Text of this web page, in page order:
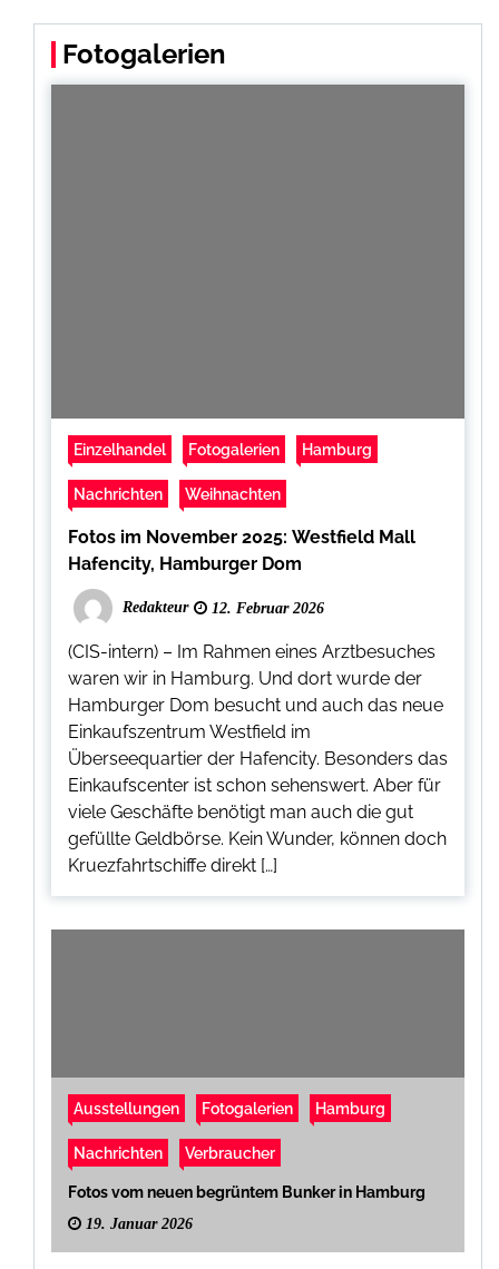
Fotogalerien
Einzelhandel Fotogalerien Hamburg
Nachrichten Weihnachten
Fotos im November 2025: Westfield Mall
Hafencity, Hamburger Dom
Redakteur 12. Februar 2026
(CIS-intern) – Im Rahmen eines Arztbesuches
waren wir in Hamburg. Und dort wurde der
Hamburger Dom besucht und auch das neue
Einkaufszentrum Westfield im
Überseequartier der Hafencity. Besonders das
Einkaufscenter ist schon sehenswert. Aber für
viele Geschäfte benötigt man auch die gut
gefüllte Geldbörse. Kein Wunder, können doch
Kruezfahrtschiffe direkt […]
Ausstellungen Fotogalerien Hamburg
Nachrichten Verbraucher
Fotos vom neuen begrüntem Bunker in Hamburg
19. Januar 2026